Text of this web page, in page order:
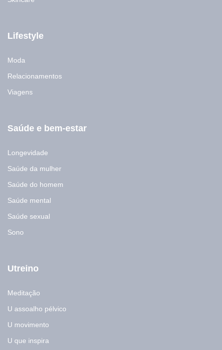
Lifestyle
Moda
Relacionamentos
Viagens
Saúde e bem-estar
Longevidade
Saúde da mulher
Saúde do homem
Saúde mental
Saúde sexual
Sono
Utreino
Meditação
U assoalho pélvico
U movimento
U que inspira